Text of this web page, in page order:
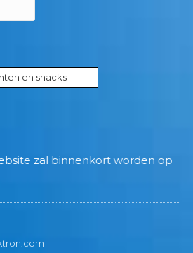
en snacks
worden opgeheven! Na